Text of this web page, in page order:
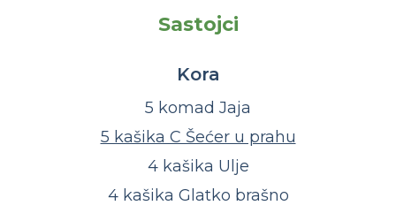
Sastojci
Kora
5 komad Jaja
5 kašika C Šećer u prahu
4 kašika Ulje
4 kašika Glatko brašno